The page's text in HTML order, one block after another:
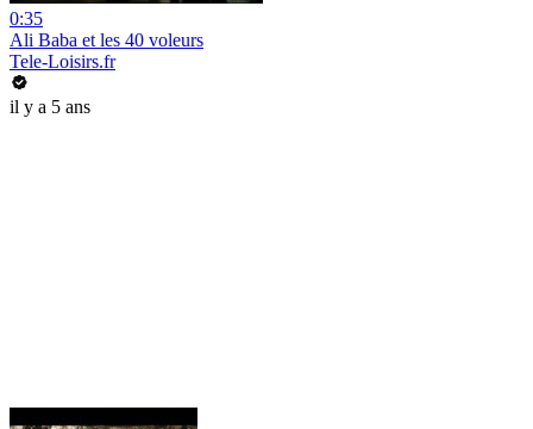
0:35
Ali Baba et les 40 voleurs
Tele-Loisirs.fr
il y a 5 ans